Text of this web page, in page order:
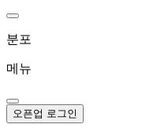
분포
메뉴
오픈업 로그인